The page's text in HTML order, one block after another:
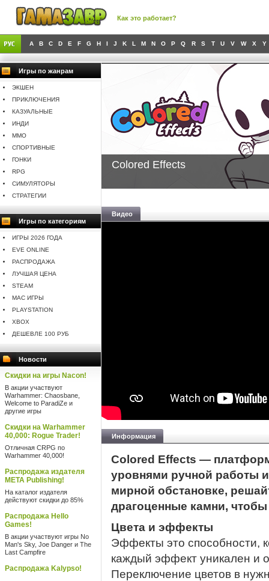
Как это работает?
A B C D E F G H I J K L M N O P Q R S T U V W X Y
Игры по жанрам
ЭКШЕН
ПРИКЛЮЧЕНИЯ
КАЗУАЛЬНЫЕ
ИНДИ
MMO
СПОРТИВНЫЕ
ГОНКИ
RPG
СИМУЛЯТОРЫ
СТРАТЕГИИ
Игры по категориям
ИГРЫ 2026 ГОДА
EVE ONLINE
РАСПРОДАЖА
ЛУЧШАЯ ЦЕНА
STEAM
MAC ИГРЫ
PLAYSTATION
XBOX
ДЕШЕВЛЕ 100 РУБ
Новости
Скидки на игры Nacon!
В акции участвуют
Warhammer: Chaosbane,
Welcome to ParadiZe и
другие игры
Скидки на Warhammer
40,000: Rogue Trader!
Отличная CRPG по
Warhammer 40,000!
Распродажа издателя
META Publishing!
На каталог издателя
действуют скидки до 85%
Распродажа Hello
Games!
В акции участвуют игры No
Man's Sky, Joe Danger и The
Last Campfire
Распродажа Kalypso!
Colored Effects
Видео
Информация
Colored Effects —
уровнями ручной работы
мирной обстановке,
драгоценные камни,
Цвета и эффекты
Эффекты это способности,
каждый эффект уникален и
Переключение цветов в